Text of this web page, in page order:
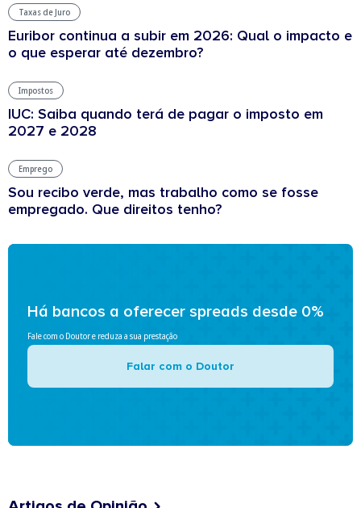
Taxas de Juro
Euribor continua a subir em 2026: Qual o impacto e
o que esperar até dezembro?
Impostos
IUC: Saiba quando terá de pagar o imposto em
2027 e 2028
Emprego
Sou recibo verde, mas trabalho como se fosse
empregado. Que direitos tenho?
Há bancos a oferecer spreads desde 0%
Fale com o Doutor e reduza a sua prestação
Falar com o Doutor